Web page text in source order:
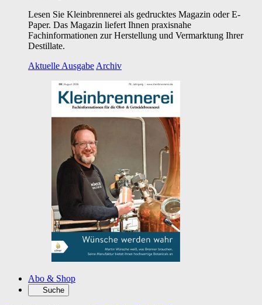
Lesen Sie Kleinbrennerei als gedrucktes Magazin oder E-
Paper. Das Magazin liefert Ihnen praxisnahe
Fachinformationen zur Herstellung und Vermarktung Ihrer
Destillate.
Aktuelle Ausgabe Archiv
Abo & Shop
Suche